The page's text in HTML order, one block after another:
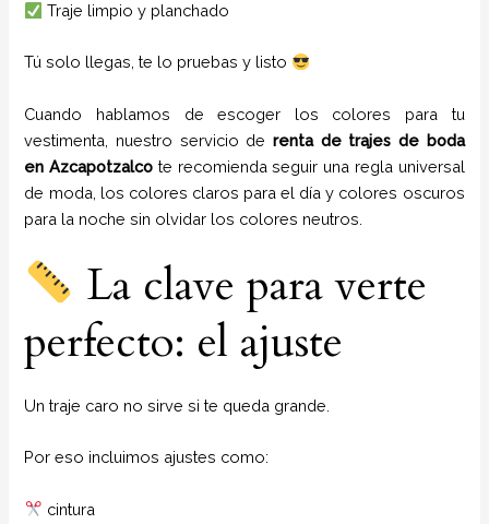
Traje limpio y planchado
Tú solo llegas, te lo pruebas y listo
Cuando hablamos de escoger los colores para tu
vestimenta, nuestro servicio de renta de trajes de boda
en Azcapotzalco te recomienda seguir una regla universal
de moda, los colores claros para el día y colores oscuros
para la noche sin olvidar los colores neutros.
La clave para verte
perfecto: el ajuste
Un traje caro no sirve si te queda grande.
Por eso incluimos ajustes como:
cintura